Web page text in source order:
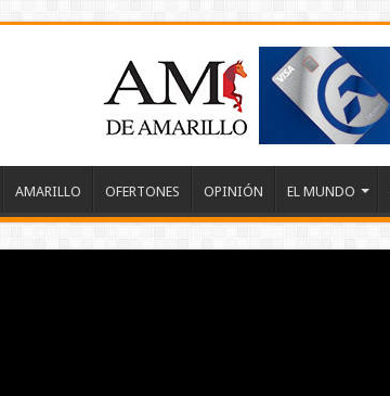
AMARILLO OFERTONES OPINIÓN EL MUNDO